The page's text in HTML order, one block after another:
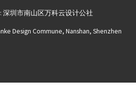
深圳市南山区万科云设计公社
Design Commune, Nanshan, Shenzhen